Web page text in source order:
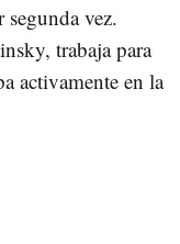
vez.
trabaja para
activamente en la